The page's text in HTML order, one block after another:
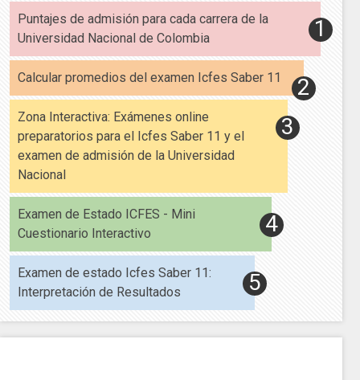
Puntajes de admisión para cada carrera de la
Universidad Nacional de Colombia
Calcular promedios del examen Icfes Saber 11
Zona Interactiva: Exámenes online
preparatorios para el Icfes Saber 11 y el
examen de admisión de la Universidad
Nacional
Examen de Estado ICFES - Mini
Cuestionario Interactivo
Examen de estado Icfes Saber 11:
Interpretación de Resultados